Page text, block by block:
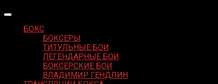
БОКС
БОКСЕРЫ
ТИТУЛЬНЫЕ БОИ
ЛЕГЕНДАРНЫЕ БОИ
БОКСЕРСКИЕ БОИ
ВЛАДИМИР ГЕНДЛИН